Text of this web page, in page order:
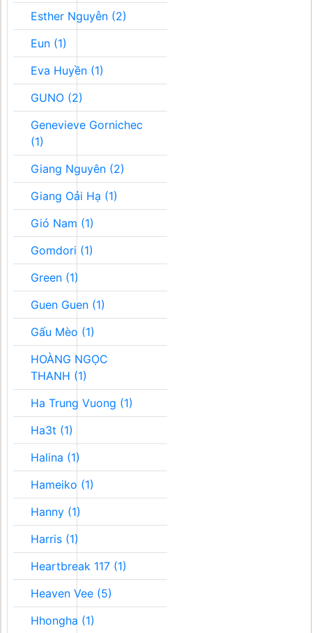
Esther Nguyễn (2)
Eun (1)
Eva Huyền (1)
GUNO (2)
Genevieve Gornichec
(1)
Giang Nguyên (2)
Giang Oải Hạ (1)
Gió Nam (1)
Gomdori (1)
Green (1)
Guen Guen (1)
Gấu Mèo (1)
HOÀNG NGỌC
THANH (1)
Ha Trung Vuong (1)
Ha3t (1)
Halina (1)
Hameiko (1)
Hanny (1)
Harris (1)
Heartbreak 117 (1)
Heaven Vee (5)
Hhongha (1)